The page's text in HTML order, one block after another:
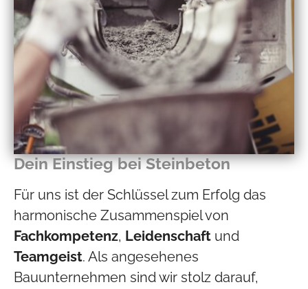
Dein Einstieg bei Steinbeton
Für uns ist der Schlüssel zum Erfolg das
harmonische Zusammenspiel von
Fachkompetenz, Leidenschaft und
Teamgeist. Als angesehenes
Bauunternehmen sind wir stolz darauf,